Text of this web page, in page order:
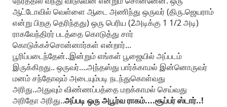
ஆட்டோவில் வெள்ளை ஆடை அணிந்து ஒருவர் (திரு.ஜெயராம்
என்று பிறகு தெரிந்தது) ஒரு பெரிய (2அடிக்கு 1 1/2 அடி)
ராகவேந்திரர் படத்தை கொடுத்து சார்
கொடுக்கச்சொன்னார்கள் என்றார்...
பூரிப்படைந்தேன்..இன்றும் எங்கள் பூஜையில் அப்படம்
இருக்கிறது.. ஒருவர்....அந்தஸ்து பார்க்காமல் இன்னொருவர்
மனம் சந்தோஷம் அடையும்படி நடந்துகொள்வது
அரிது..அதுவும் விண்ணப்பத்தை மறக்காமல் செய்வது
அரிதோ அரிது..அப்படி ஒரு அபூர்வ ராகம்....சூப்பர் ஸ்டார்..!